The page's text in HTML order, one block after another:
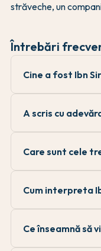
străveche, un
Întrebări
Cine a fost Ibn
A scris cu
Care sunt cele
Cum interpreta
Ce înseamnă să